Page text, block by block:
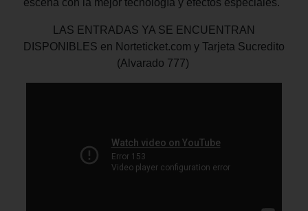
escena con la mejor tecnología y efectos especiales.
LAS ENTRADAS YA SE ENCUENTRAN
DISPONIBLES en Norteticket.com y Tarjeta Sucredito
(Alvarado 777)